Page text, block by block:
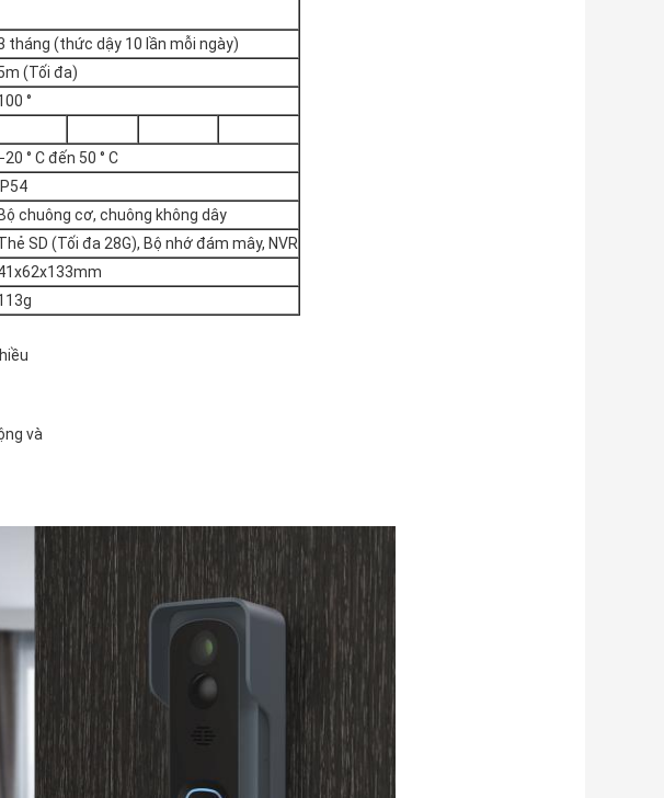
tháng (thức dậy 10 lần mỗi ngày)
(Tối đa)
°
° C đến 50 ° C
IP54
Bộ chuông cơ, chuông không dây
SD (Tối đa 28G), Bộ nhớ đám mây, NVR
và